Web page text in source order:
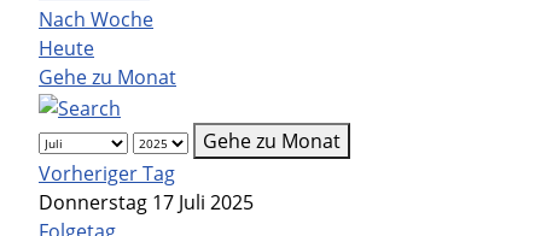
Nach Woche
Heute
Gehe zu Monat
Gehe zu Monat
Vorheriger Tag
Donnerstag 17 Juli 2025